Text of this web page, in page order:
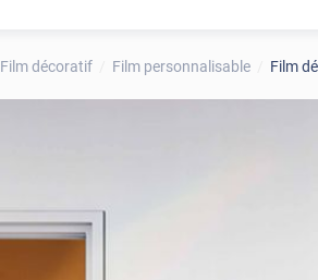
Film décoratif Film personnalisable Film